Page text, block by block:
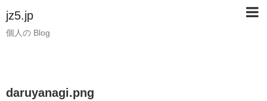
jz5.jp
個人の Blog
daruyanagi.png